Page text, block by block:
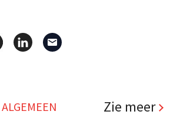
ALGEMEEN Zie meer